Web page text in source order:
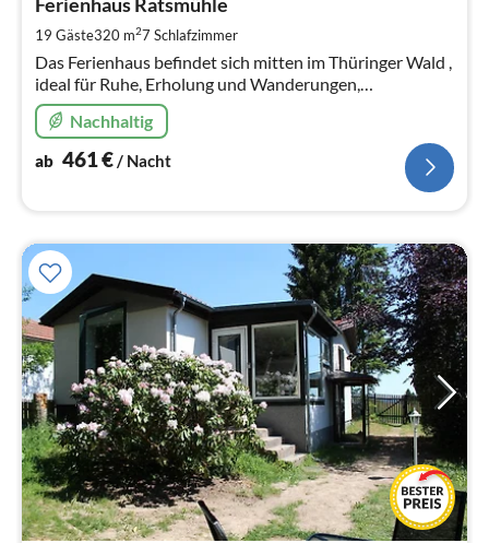
19 Gäste320 m27 Schlafzimmer
Das Ferienhaus befindet sich mitten im Thüringer Wald ,
ideal für Ruhe, Erholung und Wanderungen,
Familientreffen und Gruppen - Urlaub mitten im Wald
am Fusse des Rennsteigs ! -
Nachhaltig
ab 461€/ Nacht